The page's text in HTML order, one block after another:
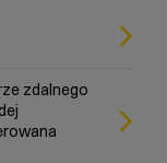
zdalnego